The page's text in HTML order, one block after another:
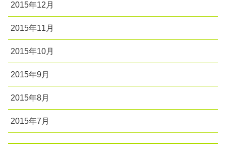
2015年12月
2015年11月
2015年10月
2015年9月
2015年8月
2015年7月